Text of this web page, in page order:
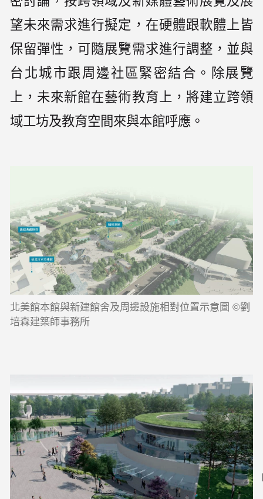
望未來需求進行擬定，在硬體跟軟體上皆
保留彈性，可隨展覽需求進行調整，並與
台北城市跟周邊社區緊密結合。除展覽
上，未來新館在藝術教育上，將建立跨領
域工坊及教育空間來與本館呼應。
北美館本館與新建館舍及周邊設施相對位置示意圖 ©劉
培森建築師事務所